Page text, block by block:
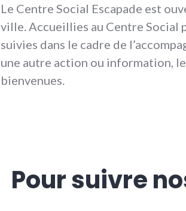
Le Centre Social Escapade est
ville. Accueillies au Centre Social
suivies dans le cadre de
une autre action ou information,
bienvenues.
Pour suivre